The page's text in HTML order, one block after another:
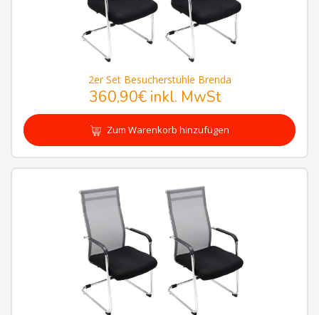
2er Set Besucherstühle Brenda
360,90€inkl. MwSt
Zum Warenkorb hinzufügen